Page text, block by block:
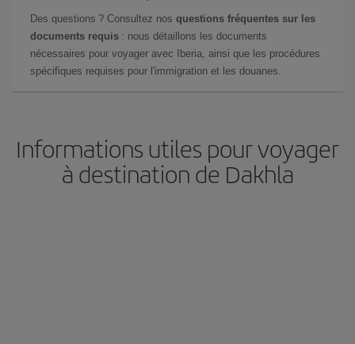
Des questions ? Consultez nos questions fréquentes sur les
documents requis : nous détaillons les documents
nécessaires pour voyager avec Iberia, ainsi que les procédures
spécifiques requises pour l'immigration et les douanes.
Informations utiles pour voyager
à destination de Dakhla